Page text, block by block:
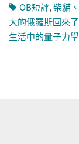
OB短評,柴貓
大的俄羅斯回來了
生活中的量子力學